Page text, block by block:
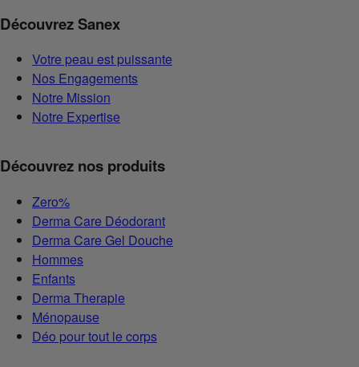
Découvrez Sanex
Votre peau est puissante
Nos Engagements
Notre Mission
Notre Expertise
Découvrez nos produits
Zero%
Derma Care Déodorant
Derma Care Gel Douche
Hommes
Enfants
Derma Therapie
Ménopause
Déo pour tout le corps